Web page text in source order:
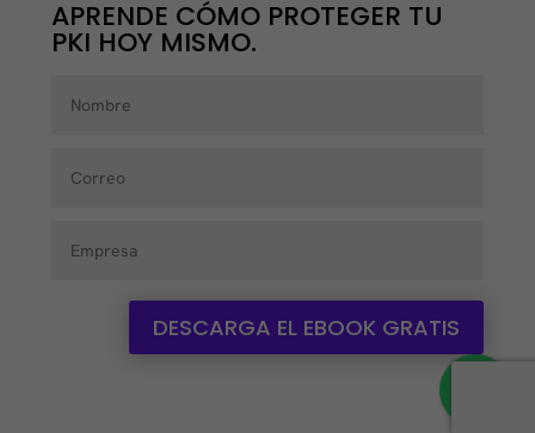
APRENDE CÓMO PROTEGER TU
PKI HOY MISMO.
DESCARGA EL EBOOK GRATIS